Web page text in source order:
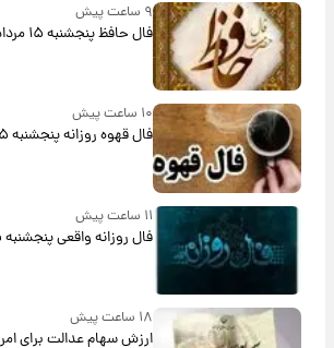
۹ ساعت پیش
فال حافظ پنجشنبه ۱۵ مرداد ماه ۱۴۰۵
۱۰ ساعت پیش
فال قهوه روزانه پنجشنبه ۱۵ مرداد ماه ۱۴۰۵
۱۱ ساعت پیش
فال روزانه واقعی پنجشنبه ۱۵ مرداد ۱۴۰۵
۱۸ ساعت پیش